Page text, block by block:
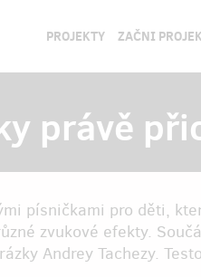
PROJEKTY ZAČNI
právě
písničkami pro děti,
zvukové efekty.
Andrey Tachezy.